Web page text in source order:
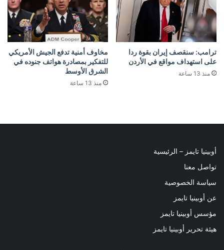
ترامب: سنقصف إيران بقوة ردا
على استهداف مواقع في الأردن
منذ 13 ساعة
مخاوف أمنية تدفع الجيش الأمريكي
للتفكير بمصادرة هواتف جنوده في
الشرق الأوسط
منذ 13 ساعة
أوبينيا تايمز – الرئيسية
تواصل معنا
سياسة الخصوصية
عن أوبينيا تايمز
مؤسس أوبينيا تايمز
هيئة تحرير أوبينيا تايمز